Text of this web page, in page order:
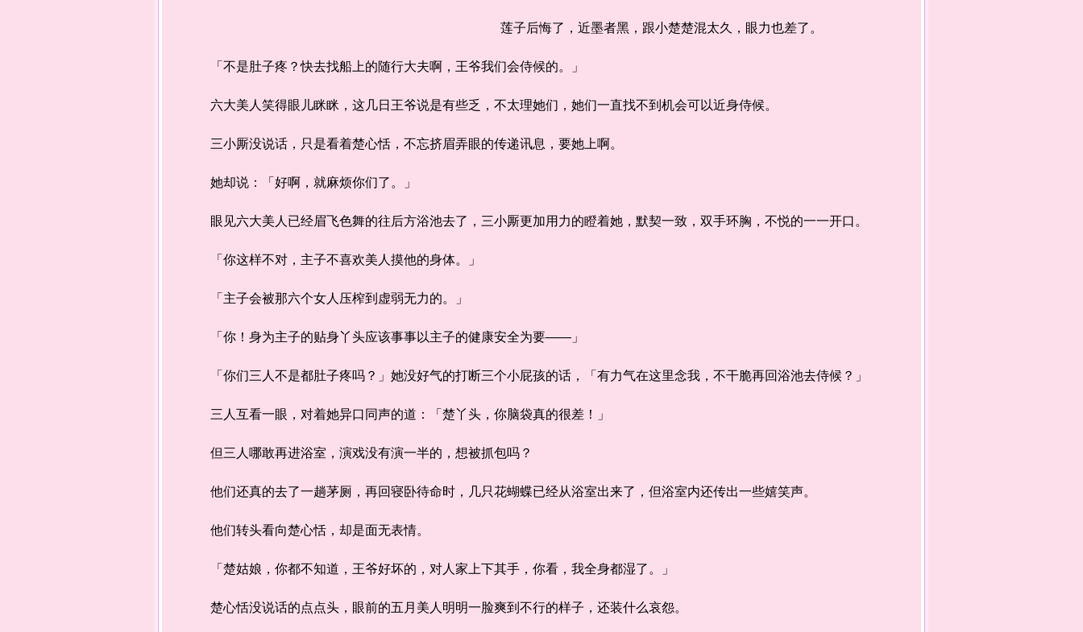
莲子后悔了，近墨者黑，跟小楚楚混太久，眼力也差了。
「不是肚子疼？快去找船上的随行大夫啊，王爷我们会侍候的。」
六大美人笑得眼儿眯眯，这几日王爷说是有些乏，不太理她们，她们一直找不到机会可以近身侍候。
三小厮没说话，只是看着楚心恬，不忘挤眉弄眼的传递讯息，要她上啊。
她却说：「好啊，就麻烦你们了。」
眼见六大美人已经眉飞色舞的往后方浴池去了，三小厮更加用力的瞪着她，默契一致，双手环胸，不悦的一一开口。
「你这样不对，主子不喜欢美人摸他的身体。」
「主子会被那六个女人压榨到虚弱无力的。」
「你！身为主子的贴身丫头应该事事以主子的健康安全为要——」
「你们三人不是都肚子疼吗？」她没好气的打断三个小屁孩的话，「有力气在这里念我，不干脆再回浴池去侍候？」
三人互看一眼，对着她异口同声的道：「楚丫头，你脑袋真的很差！」
但三人哪敢再进浴室，演戏没有演一半的，想被抓包吗？
他们还真的去了一趟茅厕，再回寝卧待命时，几只花蝴蝶已经从浴室出来了，但浴室内还传出一些嬉笑声。
他们转头看向楚心恬，却是面无表情。
「楚姑娘，你都不知道，王爷好坏的，对人家上下其手，你看，我全身都湿了。」
楚心恬没说话的点点头，眼前的五月美人明明一脸爽到不行的样子，还装什么哀怨。